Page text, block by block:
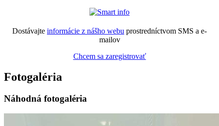
Dostávajte informácie z nášho webu prostredníctvom SMS a e-
mailov
Chcem sa zaregistrovať
Fotogaléria
Náhodná fotogaléria